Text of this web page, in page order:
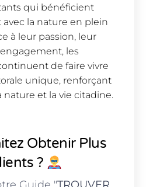
qui bénéficient
la nature en plein
à leur passion, leur
les
de faire vivre
unique, renforçant
nature et la vie citadine.
Obtenir Plus
?